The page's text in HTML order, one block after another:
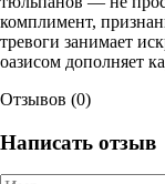
комплимент,
тревоги занимает
оазисом дополняет
Отзывов (0)
Написать отзыв